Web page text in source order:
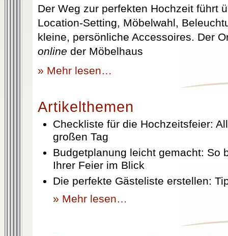
Der Weg zur perfekten Hochzeit führt
Location-Setting, Möbelwahl,
kleine, persönliche Accessoires. Der
online der Möbelhaus
» Mehr lesen…
Artikelthemen
Checkliste für die Hochzeitsfeier:
großen Tag
Budgetplanung leicht gemacht: So
Ihrer Feier im Blick
Die perfekte Gästeliste erstellen:
» Mehr lesen…